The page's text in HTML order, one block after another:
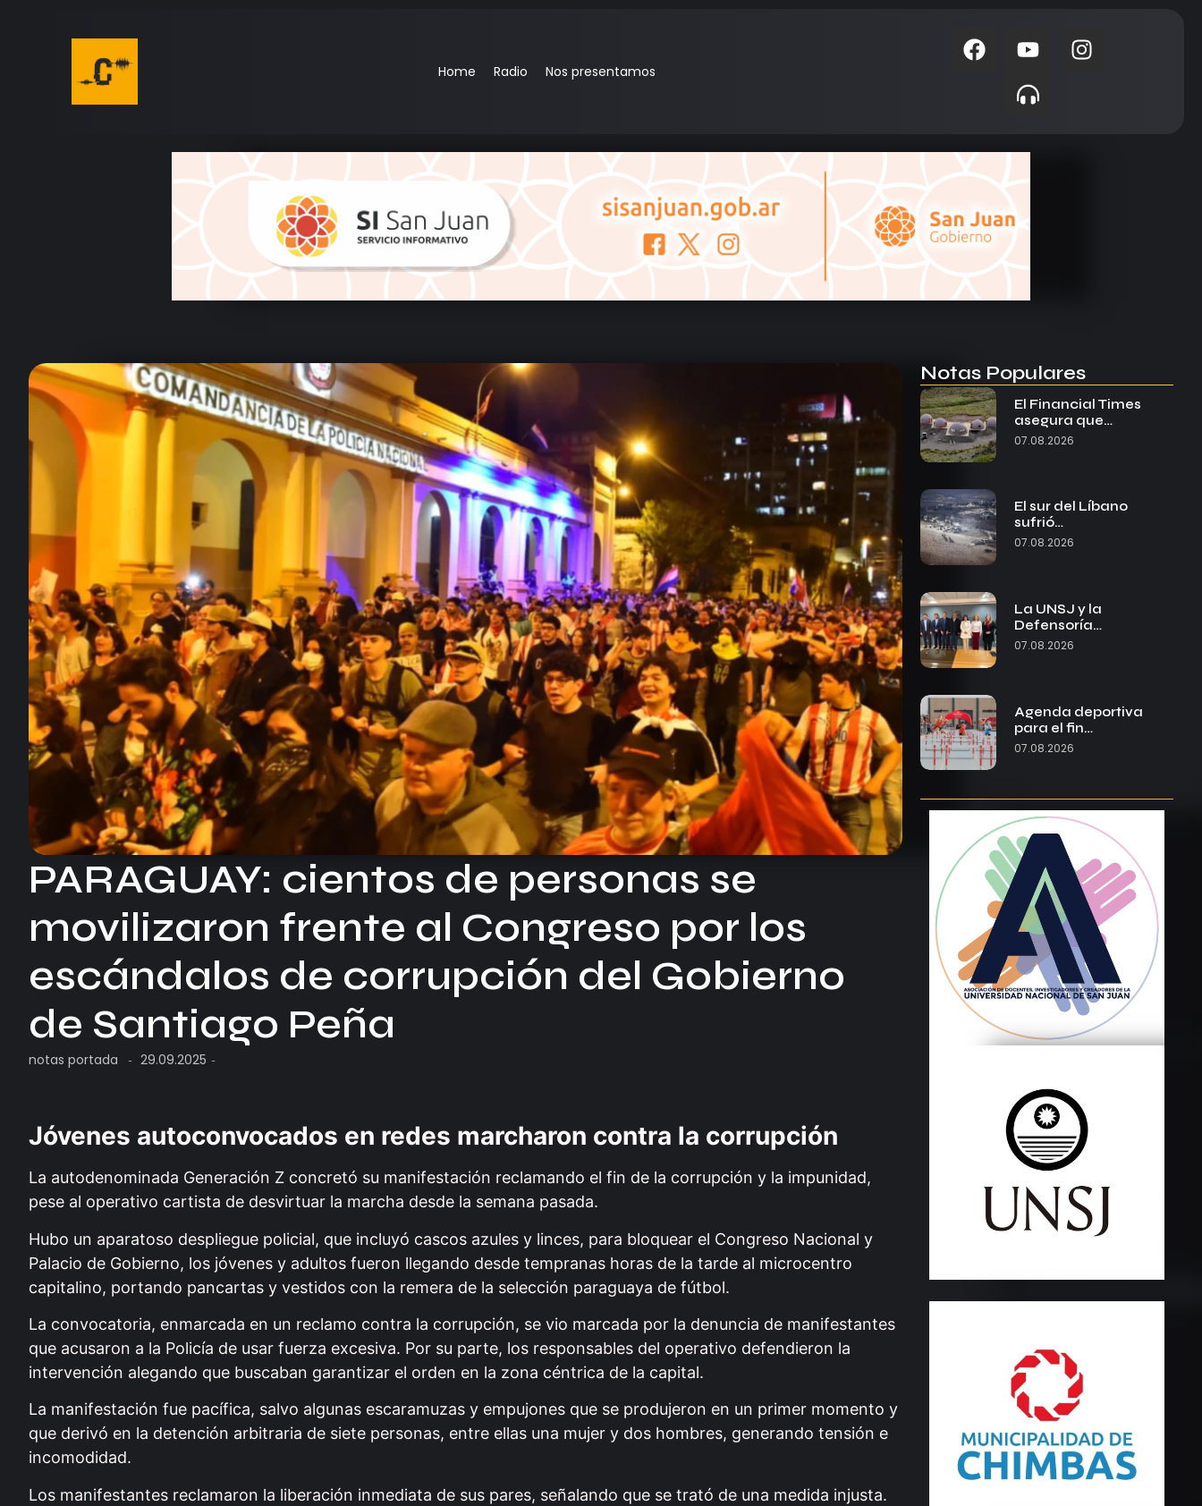
Home Radio Nos presentamos
PARAGUAY: cientos de personas se
movilizaron frente al Congreso por los
escándalos de corrupción del Gobierno
de Santiago Peña
notas portada - 29.09.2025 -
Jóvenes autoconvocados en redes marcharon contra la corrupción
La autodenominada Generación Z concretó su manifestación reclamando el fin de la corrupción y la impunidad,
pese al operativo cartista de desvirtuar la marcha desde la semana pasada.
Hubo un aparatoso despliegue policial, que incluyó cascos azules y linces, para bloquear el Congreso Nacional y
Palacio de Gobierno, los jóvenes y adultos fueron llegando desde tempranas horas de la tarde al microcentro
capitalino, portando pancartas y vestidos con la remera de la selección paraguaya de fútbol.
La convocatoria, enmarcada en un reclamo contra la corrupción, se vio marcada por la denuncia de manifestantes
que acusaron a la Policía de usar fuerza excesiva. Por su parte, los responsables del operativo defendieron la
intervención alegando que buscaban garantizar el orden en la zona céntrica de la capital.
La manifestación fue pacífica, salvo algunas escaramuzas y empujones que se produjeron en un primer momento y
que derivó en la detención arbitraria de siete personas, entre ellas una mujer y dos hombres, generando tensión e
incomodidad.
Los manifestantes reclamaron la liberación inmediata de sus pares, señalando que se trató de una medida injusta.
Notas Populares
El Financial Times
asegura que…
07.08.2026
El sur del Líbano
sufrió…
07.08.2026
La UNSJ y la
Defensoría…
07.08.2026
Agenda deportiva
para el fin…
07.08.2026